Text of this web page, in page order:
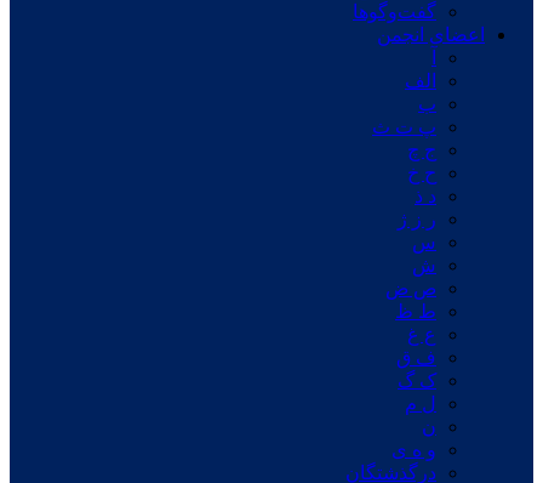
گفت‌وگوها
اعضای انجمن
الف
ب
پ ت ث
ج چ
ح خ
د ذ
ر ز ژ
س
ش
ص ض
ط ظ
ع غ
ف ق
ک گ
ل م
ن
و ه ی
درگذشتگان